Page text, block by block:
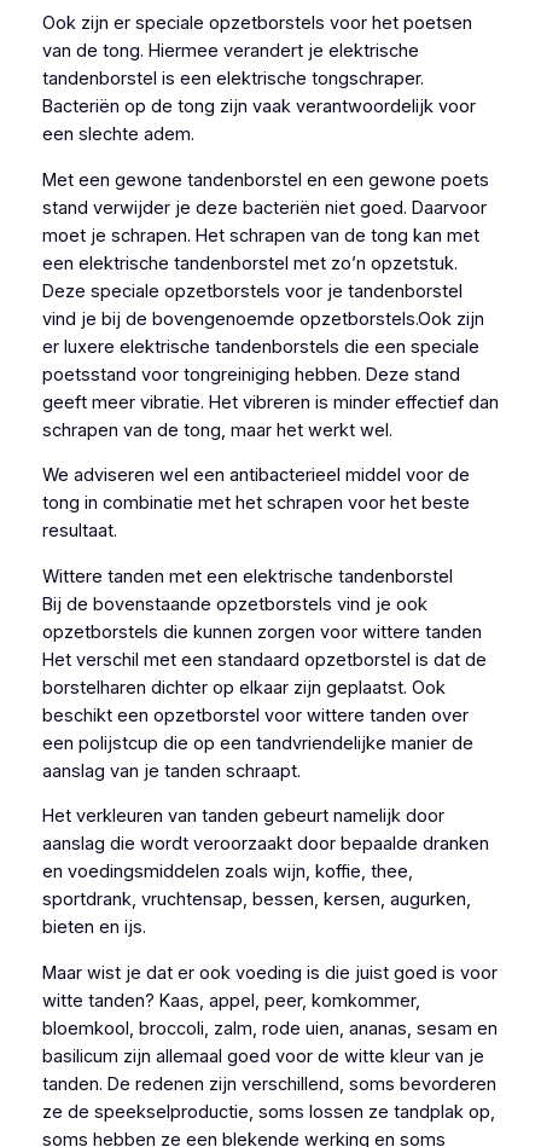
Ook zijn er speciale opzetborstels voor het poetsen
van de tong. Hiermee verandert je elektrische
tandenborstel is een elektrische tongschraper.
Bacteriën op de tong zijn vaak verantwoordelijk voor
een slechte adem.
Met een gewone tandenborstel en een gewone poets
stand verwijder je deze bacteriën niet goed. Daarvoor
moet je schrapen. Het schrapen van de tong kan met
een elektrische tandenborstel met zo’n opzetstuk.
Deze speciale opzetborstels voor je tandenborstel
vind je bij de bovengenoemde opzetborstels.Ook zijn
er luxere elektrische tandenborstels die een speciale
poetsstand voor tongreiniging hebben. Deze stand
geeft meer vibratie. Het vibreren is minder effectief dan
schrapen van de tong, maar het werkt wel.
We adviseren wel een antibacterieel middel voor de
tong in combinatie met het schrapen voor het beste
resultaat.
Wittere tanden met een elektrische tandenborstel
Bij de bovenstaande opzetborstels vind je ook
opzetborstels die kunnen zorgen voor wittere tanden
Het verschil met een standaard opzetborstel is dat de
borstelharen dichter op elkaar zijn geplaatst. Ook
beschikt een opzetborstel voor wittere tanden over
een polijstcup die op een tandvriendelijke manier de
aanslag van je tanden schraapt.
Het verkleuren van tanden gebeurt namelijk door
aanslag die wordt veroorzaakt door bepaalde dranken
en voedingsmiddelen zoals wijn, koffie, thee,
sportdrank, vruchtensap, bessen, kersen, augurken,
bieten en ijs.
Maar wist je dat er ook voeding is die juist goed is voor
witte tanden? Kaas, appel, peer, komkommer,
bloemkool, broccoli, zalm, rode uien, ananas, sesam en
basilicum zijn allemaal goed voor de witte kleur van je
tanden. De redenen zijn verschillend, soms bevorderen
ze de speekselproductie, soms lossen ze tandplak op,
soms hebben ze een blekende werking en soms